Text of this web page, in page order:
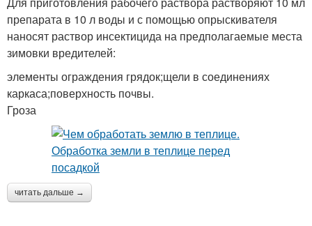
препарата в 10 л воды и с помощью опрыскивателя
наносят раствор инсектицида на предполагаемые места
зимовки вредителей:
элементы ограждения грядок;щели в соединениях
каркаса;поверхность почвы.
Гроза
читать дальше →